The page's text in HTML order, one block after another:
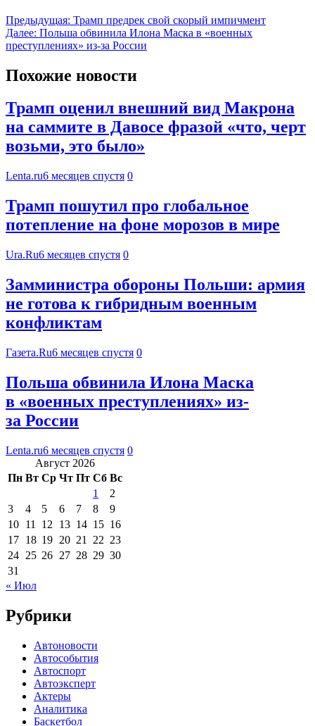
Предыдущая: Трамп предрек свой скорый импичмент
Далее: Польша обвинила Илона Маска в «военных
преступлениях» из-за России
Похожие новости
Трамп оценил внешний вид Макрона
на саммите в Давосе фразой «что, черт
возьми, это было»
Lenta.ru6 месяцев спустя 0
Трамп пошутил про глобальное
потепление на фоне морозов в мире
Ura.Ru6 месяцев спустя 0
Замминистра обороны Польши: армия
не готова к гибридным военным
конфликтам
Газета.Ru6 месяцев спустя 0
Польша обвинила Илона Маска
в «военных преступлениях» из-
за России
Lenta.ru6 месяцев спустя 0
Август 2026
Пн Вт Ср Чт Пт Сб Вс
1
2
3
4 5 6 7 8
9
10 11 12 13 14 15 16
17 18 19 20 21 22 23
24 25 26 27 28 29 30
31
« Июл
Рубрики
Автоновости
Автособытия
Автоспорт
Автоэксперт
Актеры
Аналитика
Баскетбол